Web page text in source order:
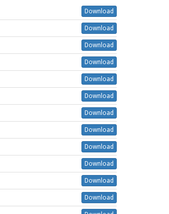
Download
Download
Download
Download
Download
Download
Download
Download
Download
Download
Download
Download